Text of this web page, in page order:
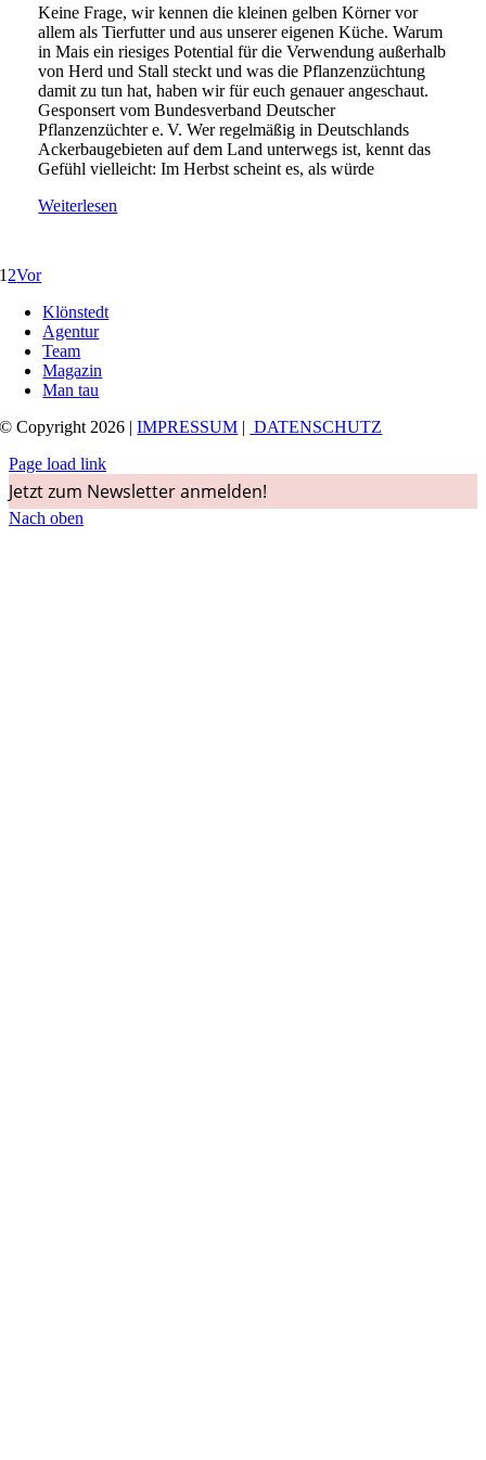
Keine Frage, wir kennen die kleinen gelben Körner vor
allem als Tierfutter und aus unserer eigenen Küche. Warum
in Mais ein riesiges Potential für die Verwendung außerhalb
von Herd und Stall steckt und was die Pflanzenzüchtung
damit zu tun hat, haben wir für euch genauer angeschaut.
Gesponsert vom Bundesverband Deutscher
Pflanzenzüchter e. V. Wer regelmäßig in Deutschlands
Ackerbaugebieten auf dem Land unterwegs ist, kennt das
Gefühl vielleicht: Im Herbst scheint es, als würde
Weiterlesen
1 2Vor
Klönstedt
Agentur
Team
Magazin
Man tau
© Copyright 2026 |IMPRESSUM | DATENSCHUTZ
Page load link
Jetzt zum Newsletter anmelden!
Nach oben